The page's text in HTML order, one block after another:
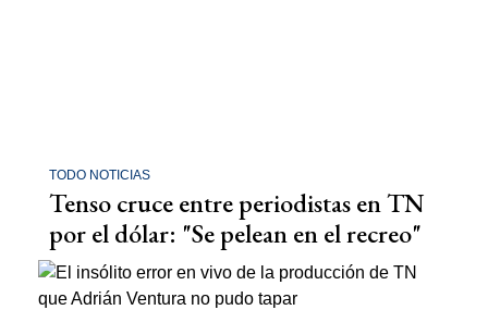
TODO NOTICIAS
Tenso cruce entre periodistas en TN
por el dólar: "Se pelean en el recreo"